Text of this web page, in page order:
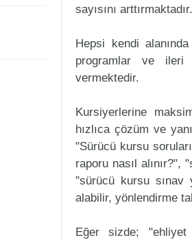
sayısını arttırmaktadır.
Hepsi kendi
programlar ve
vermektedir.
Kursiyerlerine
hızlıca çözüm ve
"Sürücü kursu
raporu nasıl alınır?",
"sürücü kursu sınav
alabilir, yönlendirme
Eğer sizde;